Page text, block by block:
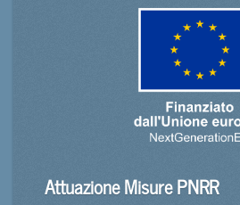
Attuazione Misure PNRR